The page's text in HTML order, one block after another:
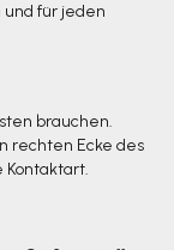
und für jeden
brauchen.
rechten Ecke des
Kontaktart.